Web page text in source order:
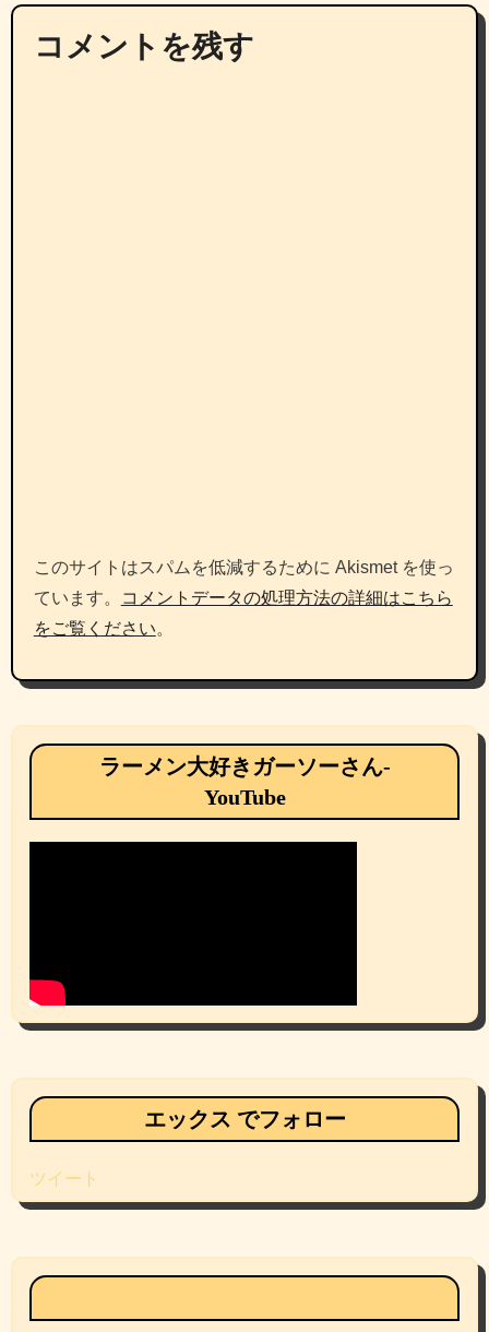
コメントを残す
このサイトはスパムを低減するために Akismet を使っ
ています。
コメントデータの処理方法の詳細はこちら
をご覧ください。
ラーメン大好きガーソーさん-
YouTube
エックス でフォロー
ツイート